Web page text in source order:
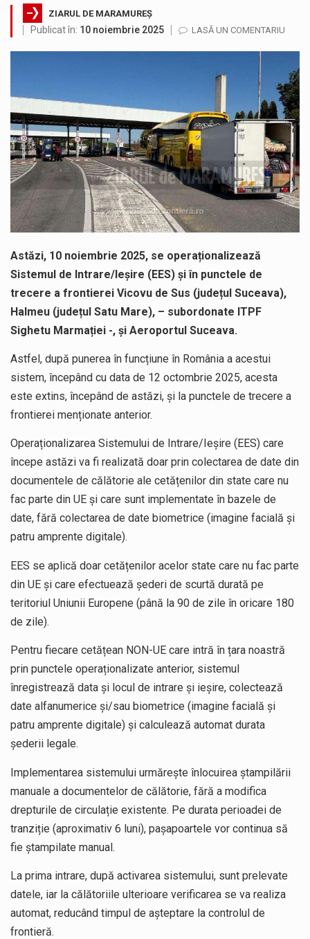
Vremea va fi caniculară. Disconfortul termic va fi accentuat, iar indicele temperatură-umezeală (ITU) va depăși pragul critic de 80 de…
COD GALBEN. Interval de valabilitate: 07 august, ora 12.00 – 07 august, ora 23.00 / Fenomene vizate: instabilitate atmosferică, intensificări…
Proiectul de lege privind Strategia națională pentru conservarea biodiversității a fost din nou dezbătut ieri și în final adoptat de…
Noile statii de călători, achizitionate la preț de garsonieră per bucată, dezamăgesc total cetățenii care folosesc mijloacele de transport în…
ZIARUL DE MARAMUREȘ
Publicat în: 10 noiembrie 2025 LASĂ UN COMENTARIU
Astăzi, 10 noiembrie 2025, se operaționalizează
Sistemul de Intrare/Ieșire (EES) și în punctele de
trecere a frontierei Vicovu de Sus (județul Suceava),
Halmeu (județul Satu Mare), – subordonate ITPF
Sighetu Marmației -, și Aeroportul Suceava.
Astfel, după punerea în funcțiune în România a acestui
sistem, începând cu data de 12 octombrie 2025, acesta
este extins, începând de astăzi, și la punctele de trecere a
frontierei menționate anterior.
Operaționalizarea Sistemului de Intrare/Ieșire (EES) care
începe astăzi va fi realizată doar prin colectarea de date din
documentele de călătorie ale cetățenilor din state care nu
fac parte din UE și care sunt implementate în bazele de
date, fără colectarea de date biometrice (imagine facială și
patru amprente digitale).
EES se aplică doar cetățenilor acelor state care nu fac parte
din UE și care efectuează șederi de scurtă durată pe
teritoriul Uniunii Europene (până la 90 de zile în oricare 180
de zile).
Pentru fiecare cetățean NON-UE care intră în țara noastră
prin punctele operaționalizate anterior, sistemul
înregistrează data și locul de intrare și ieșire, colectează
date alfanumerice și/sau biometrice (imagine facială și
patru amprente digitale) și calculează automat durata
șederii legale.
Implementarea sistemului urmărește înlocuirea ștampilării
manuale a documentelor de călătorie, fără a modifica
drepturile de circulație existente. Pe durata perioadei de
tranziție (aproximativ 6 luni), pașapoartele vor continua să
fie ștampilate manual.
La prima intrare, după activarea sistemului, sunt prelevate
datele, iar la călătoriile ulterioare verificarea se va realiza
automat, reducând timpul de așteptare la controlul de
frontieră.